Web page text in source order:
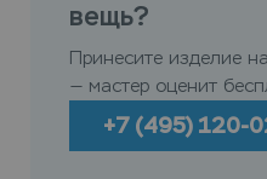
вещь?
Принесите изделие
— мастер оценит
+7 (495) 120-